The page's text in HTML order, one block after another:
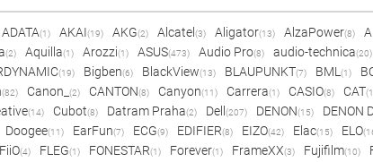
ADATA(1) AKAI(19) AKG(2) Alcatel (3) Aligator(13) AlzaPower(8)
(2) Aquilla(1) Arozzi(1) ASUS(473) Audio Pro(8) audio-technica(20)
(19) Bigben(6) BlackView(13) BLAUPUNKT(7) BML(1)
(82) Canon_ (2) CANTON(8) Canyon(11) Carrera(1) CASIO(8) CAT
(14) Cubot(8) Datram Praha(2) Dell (207) DENON(15) DENON
Doogee(11) EarFun(7) ECG(9) EDIFIER(8) EIZO(42) Elac(15) ELO
FiiO(4) FLEG(1) FONESTAR(1) Forever(1) FrameXX(3) Fujifilm(10)